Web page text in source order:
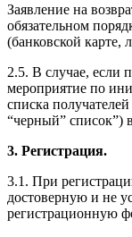
Заявление на
обязательном
(банковской карте,
2.5. В случае, если
мероприятие по
списка
“черный” список”) в
3. Регистрация.
3.1. При
достоверную и не
регистрационную